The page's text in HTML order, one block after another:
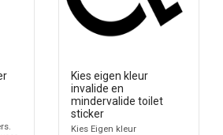
Kies eigen kleur
invalide en
mindervalide toilet
sticker
Kies Eigen kleur